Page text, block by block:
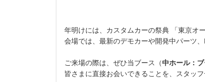
年明けには、カスタムカーの祭典 「東京オ
会場では、最新のデモカーや開発中パーツ
ご来場の際は、ぜひ当ブース（中ホール：
皆さまに直接お会いできることを、スタッ